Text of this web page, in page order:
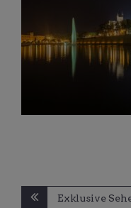
Exklusive